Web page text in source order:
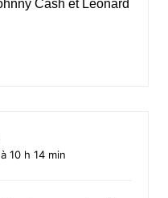
Cash et Leonard
10 h 14 min